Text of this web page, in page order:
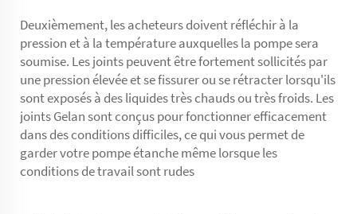
Deuxièmement, les acheteurs doivent réfléchir à la
pression et à la température auxquelles la pompe sera
soumise. Les joints peuvent être fortement sollicités par
une pression élevée et se fissurer ou se rétracter lorsqu'ils
sont exposés à des liquides très chauds ou très froids. Les
joints Gelan sont conçus pour fonctionner efficacement
dans des conditions difficiles, ce qui vous permet de
garder votre pompe étanche même lorsque les
conditions de travail sont rudes